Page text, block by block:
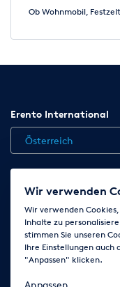
Ob Wohnmobil,
Erento International
Österreich
Jobs Kontakt
AGB
Wir verwenden
Wir verwenden
Inhalte zu
stimmen Sie unseren
Ihre Einstellungen auch
"Anpassen" klicken.
Anpassen